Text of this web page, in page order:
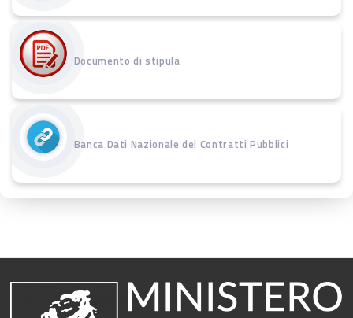
Documento di stipula
Banca Dati Nazionale dei Contratti Pubblici